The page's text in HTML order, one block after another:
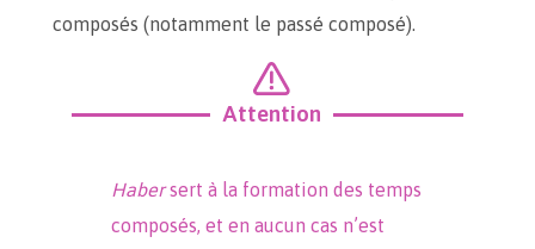
composés (notamment le passé composé).
Attention
Habersert à la formation des temps
composés, et en aucun cas n’est